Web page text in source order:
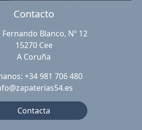
Contacto
Fernando Blanco, Nº 12
15270 Cee
A Coruña
+34 981 706 480
Contacta